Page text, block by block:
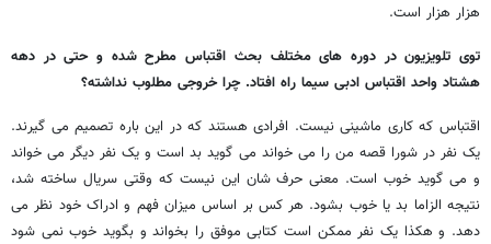
هزار هزار است.
توی تلویزیون در دوره های مختلف بحث اقتباس مطرح شده و حتی در دهه
هشتاد واحد اقتباس ادبی سیما راه افتاد. چرا خروجی مطلوب نداشته؟
اقتباس که کاری ماشینی نیست. افرادی هستند که در این باره تصمیم می گیرند.
یک نفر در شورا قصه من را می خواند می گوید بد است و یک نفر دیگر می خواند
و می گوید خوب است. معنی حرف شان این نیست که وقتی سریال ساخته شد،
نتیجه الزاما بد یا خوب بشود. هر کس بر اساس میزان فهم و ادراک خود نظر می
دهد. و هکذا یک نفر ممکن است کتابی موفق را بخواند و بگوید خوب نمی شود